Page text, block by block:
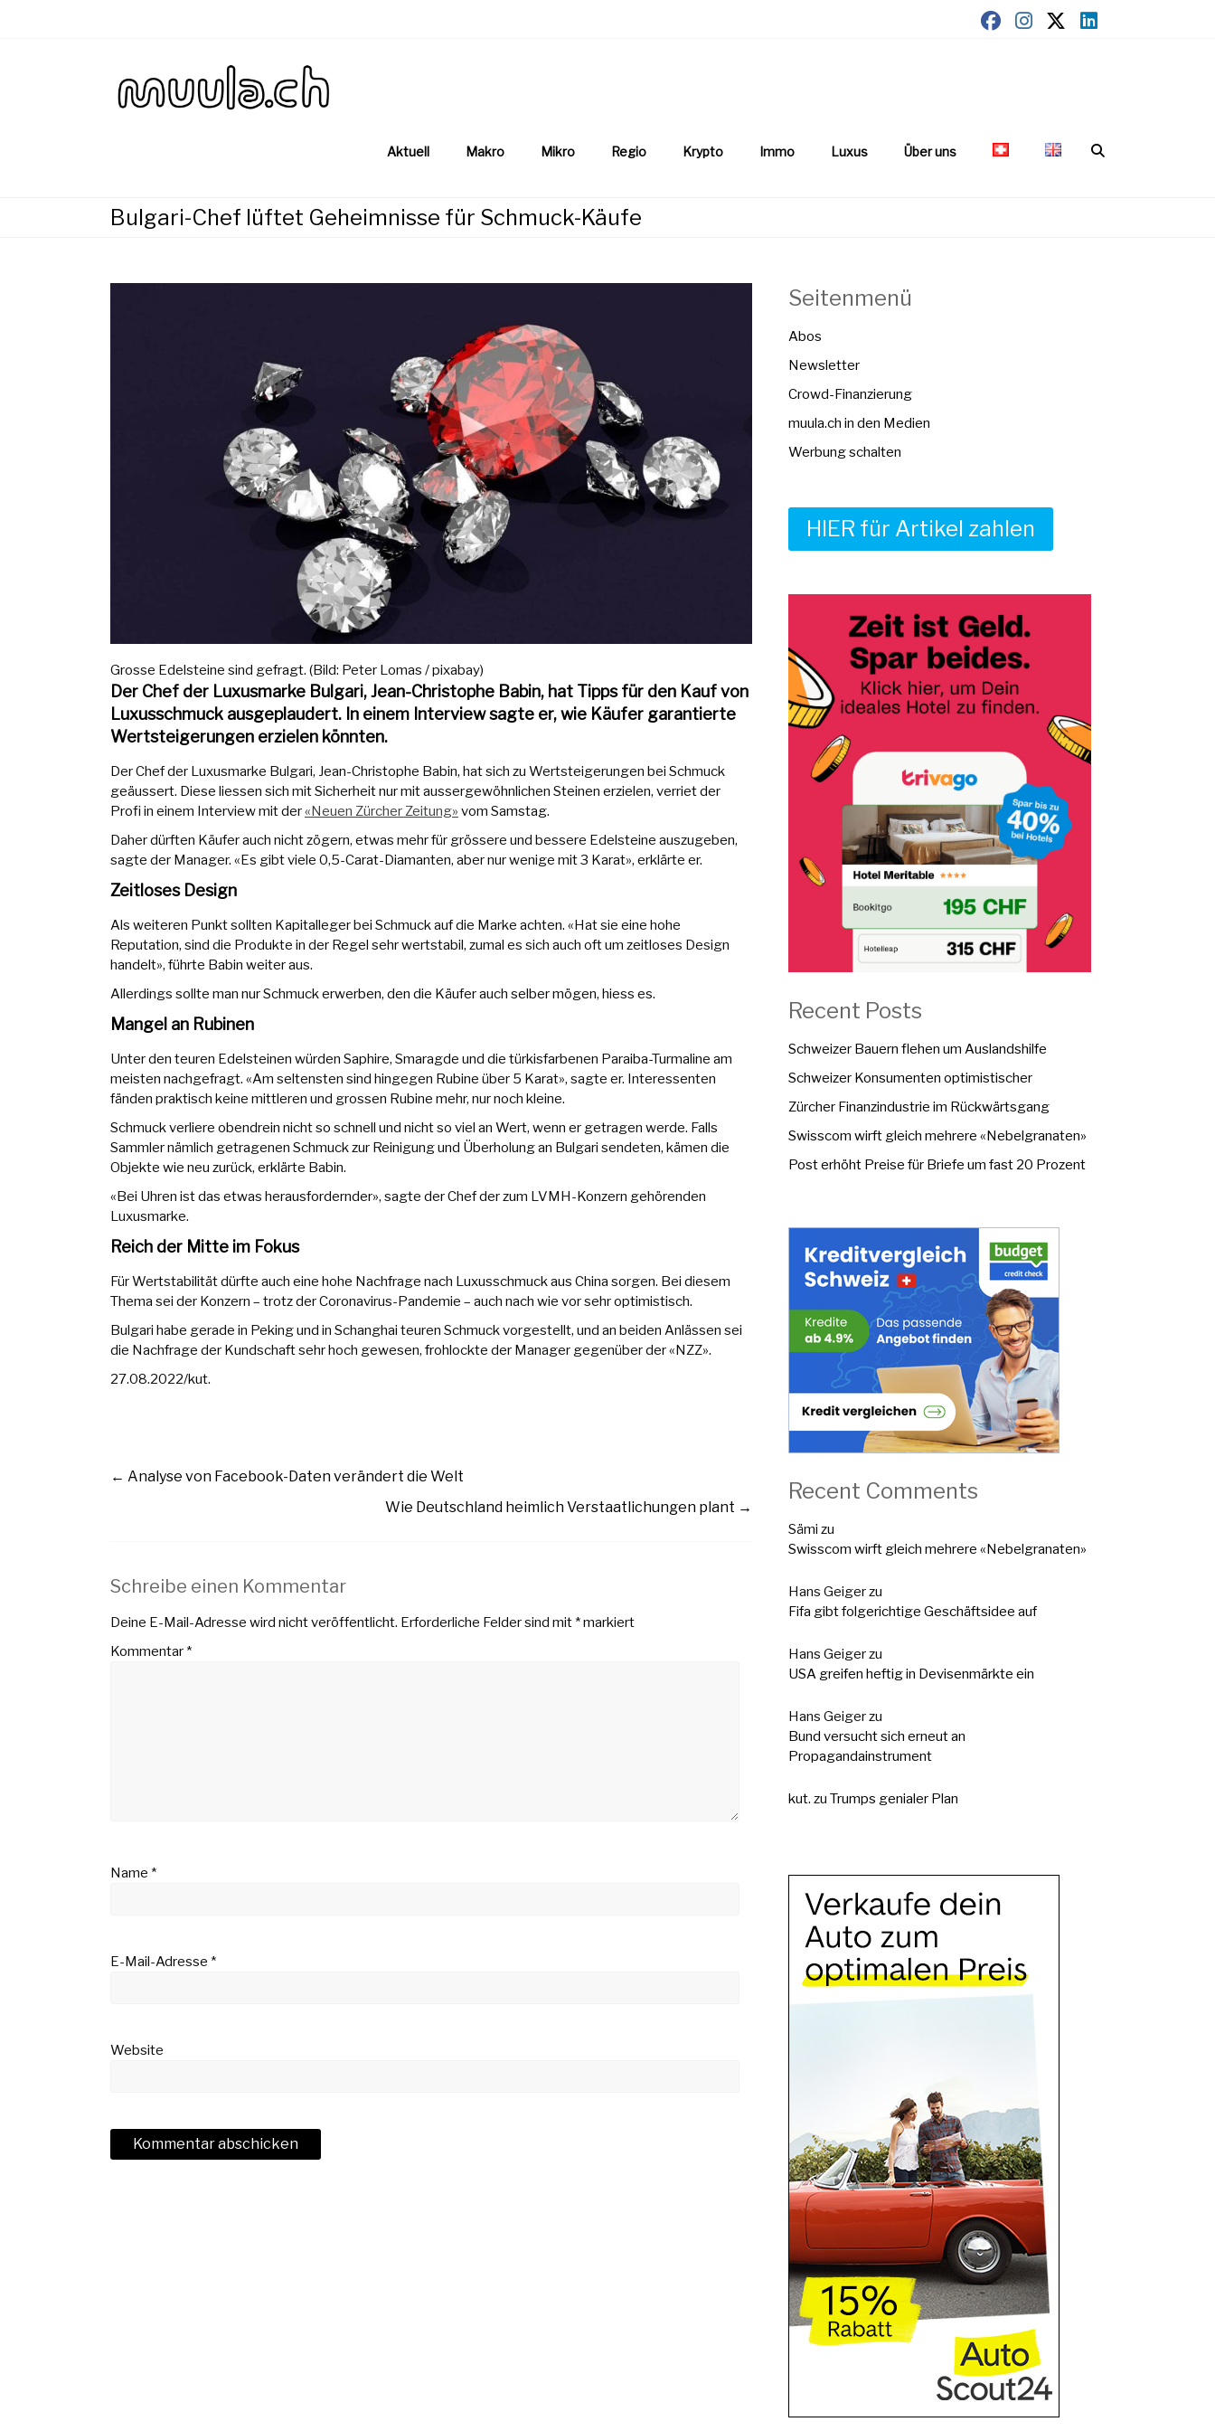
Aktuell Makro Mikro Regio Krypto Immo Luxus Über uns
Bulgari-Chef lüftet Geheimnisse für Schmuck-Käufe
Grosse Edelsteine sind gefragt. (Bild: Peter Lomas / pixabay)
Der Chef der Luxusmarke Bulgari, Jean-Christophe Babin, hat Tipps für den Kauf von
Luxusschmuck ausgeplaudert. In einem Interview sagte er, wie Käufer garantierte
Wertsteigerungen erzielen könnten.
Der Chef der Luxusmarke Bulgari, Jean-Christophe Babin, hat sich zu Wertsteigerungen bei Schmuck
geäussert. Diese liessen sich mit Sicherheit nur mit aussergewöhnlichen Steinen erzielen, verriet der
Profi in einem Interview mit der«Neuen Zürcher Zeitung» vom Samstag.
Daher dürften Käufer auch nicht zögern, etwas mehr für grössere und bessere Edelsteine auszugeben,
sagte der Manager. «Es gibt viele 0,5-Carat-Diamanten, aber nur wenige mit 3 Karat», erklärte er.
Zeitloses Design
Als weiteren Punkt sollten Kapitalleger bei Schmuck auf die Marke achten. «Hat sie eine hohe
Reputation, sind die Produkte in der Regel sehr wertstabil, zumal es sich auch oft um zeitloses Design
handelt», führte Babin weiter aus.
Allerdings sollte man nur Schmuck erwerben, den die Käufer auch selber mögen, hiess es.
Mangel an Rubinen
Unter den teuren Edelsteinen würden Saphire, Smaragde und die türkisfarbenen Paraiba-Turmaline am
meisten nachgefragt. «Am seltensten sind hingegen Rubine über 5 Karat», sagte er. Interessenten
fänden praktisch keine mittleren und grossen Rubine mehr, nur noch kleine.
Schmuck verliere obendrein nicht so schnell und nicht so viel an Wert, wenn er getragen werde. Falls
Sammler nämlich getragenen Schmuck zur Reinigung und Überholung an Bulgari sendeten, kämen die
Objekte wie neu zurück, erklärte Babin.
«Bei Uhren ist das etwas herausfordernder», sagte der Chef der zum LVMH-Konzern gehörenden
Luxusmarke.
Reich der Mitte im Fokus
Für Wertstabilität dürfte auch eine hohe Nachfrage nach Luxusschmuck aus China sorgen. Bei diesem
Thema sei der Konzern – trotz der Coronavirus-Pandemie – auch nach wie vor sehr optimistisch.
Bulgari habe gerade in Peking und in Schanghai teuren Schmuck vorgestellt, und an beiden Anlässen sei
die Nachfrage der Kundschaft sehr hoch gewesen, frohlockte der Manager gegenüber der «NZZ».
27.08.2022/kut.
← Analyse von Facebook-Daten verändert die Welt
Wie Deutschland heimlich Verstaatlichungen plant →
Schreibe einen Kommentar
Deine E-Mail-Adresse wird nicht veröffentlicht. Erforderliche Felder sind mit*markiert
Kommentar*
Name *
E-Mail-Adresse *
Website
Seitenmenü
Abos
Newsletter
Crowd-Finanzierung
muula.ch in den Medien
Werbung schalten
HIER für Artikel zahlen
Recent Posts
Schweizer Bauern flehen um Auslandshilfe
Schweizer Konsumenten optimistischer
Zürcher Finanzindustrie im Rückwärtsgang
Swisscom wirft gleich mehrere «Nebelgranaten»
Post erhöht Preise für Briefe um fast 20 Prozent
Recent Comments
Sämi zu
Swisscom wirft gleich mehrere «Nebelgranaten»
Hans Geigerzu
Fifa gibt folgerichtige Geschäftsidee auf
Hans Geigerzu
USA greifen heftig in Devisenmärkte ein
Hans Geigerzu
Bund versucht sich erneut an
Propagandainstrument
kut. zu Trumps genialer Plan